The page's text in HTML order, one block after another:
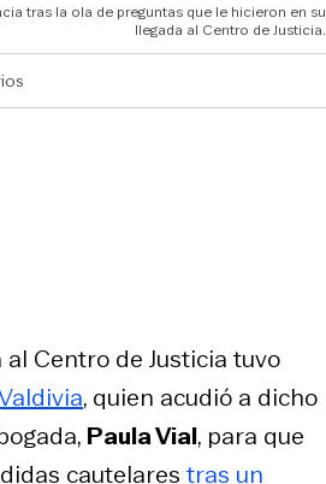
tras la ola de preguntas que le hicieron en su
llegada al Centro de Justicia.
Centro de Justicia tuvo
, quien acudió a dicho
Paula Vial, para que
cautelarestras un